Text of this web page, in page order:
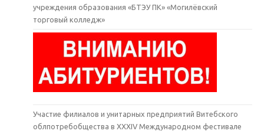
учреждения образования «БТЭУ ПК» «Могилёвский
торговый колледж»
Участие филиалов и унитарных предприятий Витебского
облпотребобщества в XXXIV Международном фестивале